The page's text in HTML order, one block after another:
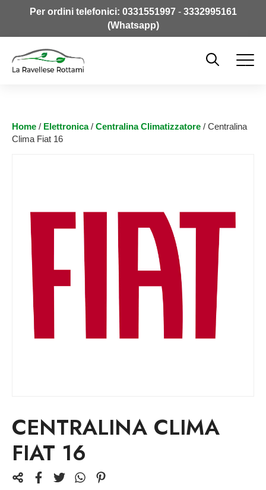
Per ordini telefonici: 0331551997- 3332995161
(Whatsapp)
Home / Elettronica/ Centralina Climatizzatore / Centralina
Clima Fiat 16
CENTRALINA CLIMA
FIAT 16